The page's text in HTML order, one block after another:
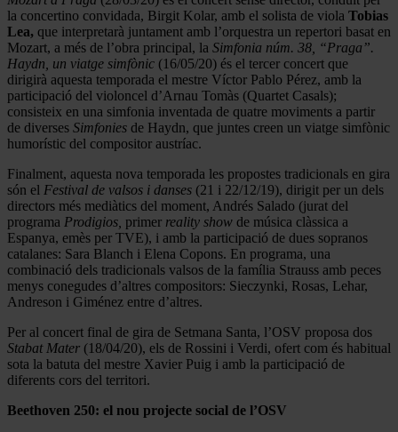
la concertino convidada, Birgit Kolar, amb el solista de viola Tobias
Lea, que interpretarà juntament amb l’orquestra un repertori basat en
Mozart, a més de l’obra principal, la Simfonia núm. 38, “Praga”.
Haydn, un viatge simfònic (16/05/20) és el tercer concert que
dirigirà aquesta temporada el mestre Víctor Pablo Pérez, amb la
participació del violoncel d’Arnau Tomàs (Quartet Casals);
consisteix en una simfonia inventada de quatre moviments a partir
de diverses Simfonies de Haydn, que juntes creen un viatge simfònic
humorístic del compositor austríac.
Finalment, aquesta nova temporada les propostes tradicionals en gira
són el Festival de valsos i danses (21 i 22/12/19), dirigit per un dels
directors més mediàtics del moment, Andrés Salado (jurat del
programa Prodigios, primer reality show de música clàssica a
Espanya, emès per TVE), i amb la participació de dues sopranos
catalanes: Sara Blanch i Elena Copons. En programa, una
combinació dels tradicionals valsos de la família Strauss amb peces
menys conegudes d’altres compositors: Sieczynki, Rosas, Lehar,
Andreson i Giménez entre d’altres.
Per al concert final de gira de Setmana Santa, l’OSV proposa dos
Stabat Mater (18/04/20), els de Rossini i Verdi, ofert com és habitual
sota la batuta del mestre Xavier Puig i amb la participació de
diferents cors del territori.
Beethoven 250: el nou projecte social de l’OSV